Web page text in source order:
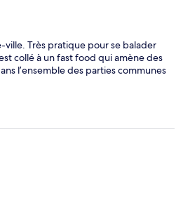
Très pratique pour se balader
collé à un fast food qui amène des
l’ensemble des parties communes